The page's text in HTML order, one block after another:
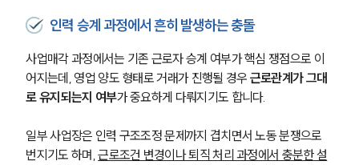
센터소개
인력 승계 과정에서 흔히 발생하는 충돌
사업매각 과정에서는 기존 근로자 승계 여부가 핵심 쟁점으로 이
어지는데, 영업 양도 형태로 거래가 진행될 경우 근로관계가 그대
로 유지되는지 여부가 중요하게 다뤄지기도 합니다.
일부 사업장은 인력 구조조정 문제까지 겹치면서 노동 분쟁으로
번지기도 하며, 근로조건 변경이나 퇴직 처리 과정에서 충분한 설